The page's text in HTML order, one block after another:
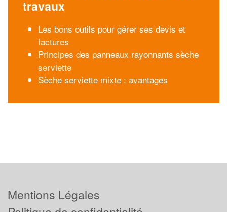
travaux
Les bons outils pour gérer ses devis et
factures
Principes des panneaux rayonnants sèche
serviette
Sèche serviette mixte : avantages
Mentions Légales